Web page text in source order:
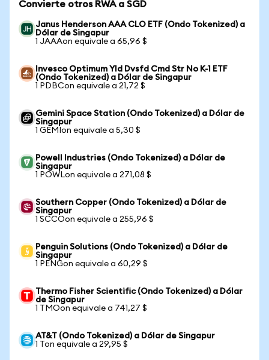
Convierte otros RWA a SGD
Janus Henderson AAA CLO ETF (Ondo Tokenized) a
Dólar de Singapur
1 JAAAon equivale a 65,96 $
Invesco Optimum Yld Dvsfd Cmd Str No K-1 ETF
(Ondo Tokenized) a Dólar de Singapur
1 PDBCon equivale a 21,72 $
Gemini Space Station (Ondo Tokenized) a Dólar de
Singapur
1 GEMIon equivale a 5,30 $
Powell Industries (Ondo Tokenized) a Dólar de
Singapur
1 POWLon equivale a 271,08 $
Southern Copper (Ondo Tokenized) a Dólar de
Singapur
1 SCCOon equivale a 255,96 $
Penguin Solutions (Ondo Tokenized) a Dólar de
Singapur
1 PENGon equivale a 60,29 $
Thermo Fisher Scientific (Ondo Tokenized) a Dólar
de Singapur
1 TMOon equivale a 741,27 $
AT&T (Ondo Tokenized) a Dólar de Singapur
1 Ton equivale a 29,95 $